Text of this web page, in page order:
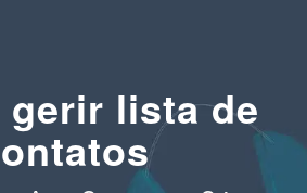
gerir lista de